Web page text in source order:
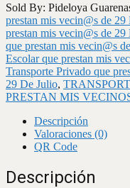
Sold By: Pideloya
prestan mis vecin@s de 29
prestan mis vecin@s de 29
que prestan mis vecin@s
Escolar que prestan mis
Transporte Privado que
29 De Julio,
PRESTAN MIS
Descripción
Valoraciones (0)
QR Code
Descripción